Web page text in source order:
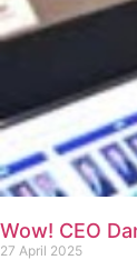
Wow! CEO
27 April 2025